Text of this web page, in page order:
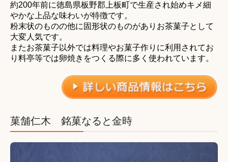
約200年前に徳島県板野郡上板町で生産され始めキメ細
やかな上品な味わいが特徴です。
粉末状のものの他に固形状のものがありお茶菓子として
大変人気です。
またお茶菓子以外では料理やお菓子作りに利用されてお
り料亭等では卵焼きをつくる際に多く使われています。
菓舗仁木 銘菓なると金時